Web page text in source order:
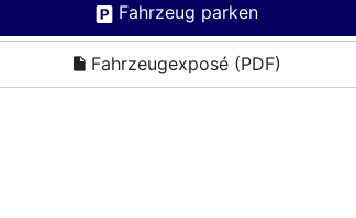
Fahrzeug parken
Fahrzeugexposé (PDF)